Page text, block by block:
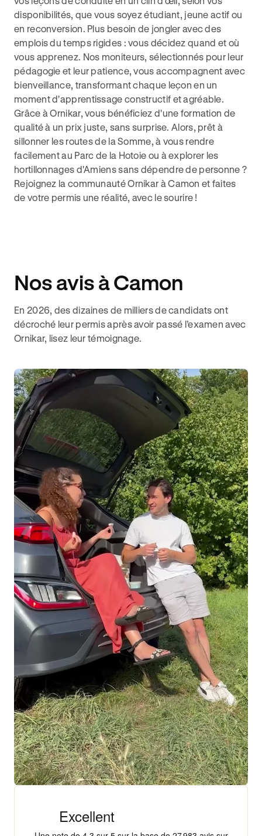
disponibilités, que vous soyez étudiant, jeune actif ou
en reconversion. Plus besoin de jongler avec des
emplois du temps rigides : vous décidez quand et où
vous apprenez. Nos moniteurs, sélectionnés pour leur
pédagogie et leur patience, vous accompagnent avec
bienveillance, transformant chaque leçon en un
moment d'apprentissage constructif et agréable.
Grâce à Ornikar, vous bénéficiez d'une formation de
qualité à un prix juste, sans surprise. Alors, prêt à
sillonner les routes de la Somme, à vous rendre
facilement au Parc de la Hotoie ou à explorer les
hortillonnages d'Amiens sans dépendre de personne ?
Rejoignez la communauté Ornikar à Camon et faites
de votre permis une réalité, avec le sourire !
Nos avis à Camon
En 2026, des dizaines de milliers de candidats ont
décroché leur permis après avoir passé l’examen avec
Ornikar, lisez leur témoignage.